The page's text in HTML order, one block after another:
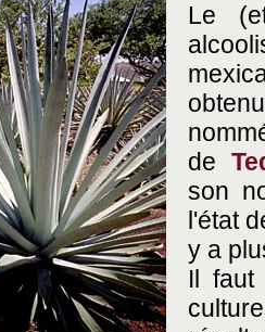
Le
de
son
l'état
y a
Il faut